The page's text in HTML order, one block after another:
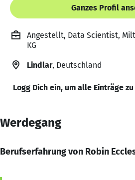
Ganzes Profil
Angestellt, Data Scientist,
KG
Lindlar, Deutschland
Logg Dich ein, um alle Einträge
Werdegang
Berufserfahrung von Robin